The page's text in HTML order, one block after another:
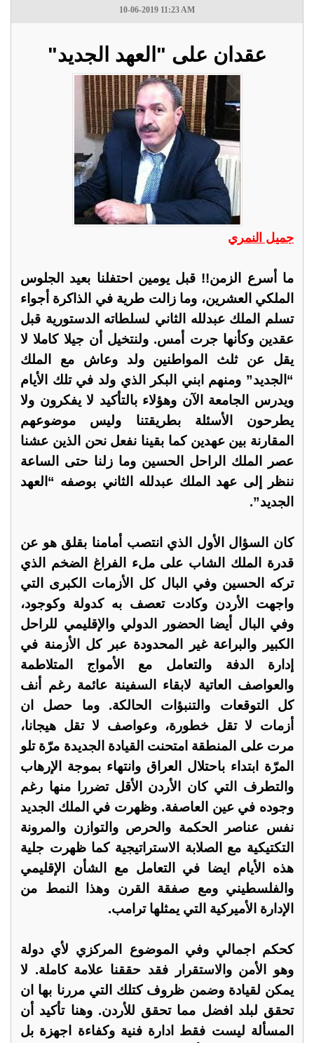
10-06-2019 11:23 AM
عقدان على "العهد الجديد"
جميل النمري
ما أسرع الزمن!! قبل يومين احتفلنا بعيد الجلوس
الملكي العشرين، وما زالت طرية في الذاكرة أجواء
تسلم الملك عبدلله الثاني لسلطاته الدستورية قبل
عقدين وكأنها جرت أمس. ولنتخيل أن جيلا كاملا لا
يقل عن ثلث المواطنين ولد وعاش مع الملك
“الجديد” ومنهم ابني البكر الذي ولد في تلك الأيام
ويدرس الجامعة الآن وهؤلاء بالتأكيد لا يفكرون ولا
يطرحون الأسئلة بطريقتنا وليس موضوعهم
المقارنة بين عهدين كما بقينا نفعل نحن الذين عشنا
عصر الملك الراحل الحسين وما زلنا حتى الساعة
ننظر إلى عهد الملك عبدلله الثاني بوصفه “العهد
الجديد”.
كان السؤال الأول الذي انتصب أمامنا بقلق هو عن
قدرة الملك الشاب على ملء الفراغ الضخم الذي
تركه الحسين وفي البال كل الأزمات الكبرى التي
واجهت الأردن وكادت تعصف به كدولة وكوجود،
وفي البال أيضا الحضور الدولي والإقليمي للراحل
الكبير والبراعة غير المحدودة عبر كل الأزمنة في
إدارة الدفة والتعامل مع الأمواج المتلاطمة
والعواصف العاتية لابقاء السفينة عائمة رغم أنف
كل التوقعات والتنبؤات الحالكة. وما حصل ان
أزمات لا تقل خطورة، وعواصف لا تقل هيجانا،
مرت على المنطقة امتحنت القيادة الجديدة مرّة تلو
المرّة ابتداء باحتلال العراق وانتهاء بموجة الإرهاب
والتطرف التي كان الأردن الأقل تضررا منها رغم
وجوده في عين العاصفة. وظهرت في الملك الجديد
نفس عناصر الحكمة والحرص والتوازن والمرونة
التكتيكية مع الصلابة الاستراتيجية كما ظهرت جلية
هذه الأيام ايضا في التعامل مع الشأن الإقليمي
والفلسطيني ومع صفقة القرن وهذا النمط من
الإدارة الأميركية التي يمثلها ترامب.
كحكم اجمالي وفي الموضوع المركزي لأي دولة
وهو الأمن والاستقرار فقد حققنا علامة كاملة. لا
يمكن لقيادة وضمن ظروف كتلك التي مررنا بها ان
تحقق لبلد افضل مما تحقق للأردن. وهنا تأكيد أن
المسألة ليست فقط ادارة فنية وكفاءة اجهزة بل